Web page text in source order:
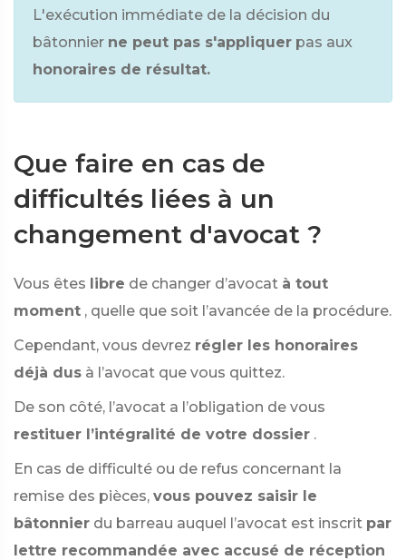
L'exécution immédiate de la décision du
bâtonnier ne peut pas s'appliquer pas aux
honoraires de résultat.
Que faire en cas de
difficultés liées à un
changement d'avocat ?
Vous êtes libre de changer d’avocat à tout
moment , quelle que soit l’avancée de la procédure.
Cependant, vous devrez régler les honoraires
déjà dus à l’avocat que vous quittez.
De son côté, l’avocat a l’obligation de vous
restituer l’intégralité de votre dossier .
En cas de difficulté ou de refus concernant la
remise des pièces, vous pouvez saisir le
bâtonnier du barreau auquel l’avocat est inscrit par
lettre recommandée avec accusé de réception